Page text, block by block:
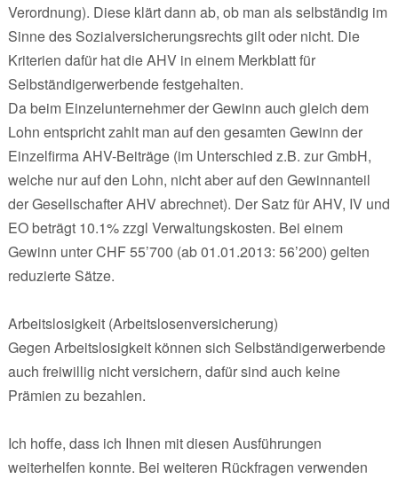
Verordnung). Diese klärt dann ab, ob man als selbständig im
Sinne des Sozialversicherungsrechts gilt oder nicht. Die
Kriterien dafür hat die AHV in einem Merkblatt für
Selbständigerwerbende festgehalten.
Da beim Einzelunternehmer der Gewinn auch gleich dem
Lohn entspricht zahlt man auf den gesamten Gewinn der
Einzelfirma AHV-Beiträge (im Unterschied z.B. zur GmbH,
welche nur auf den Lohn, nicht aber auf den Gewinnanteil
der Gesellschafter AHV abrechnet). Der Satz für AHV, IV und
EO beträgt 10.1% zzgl Verwaltungskosten. Bei einem
Gewinn unter CHF 55’700 (ab 01.01.2013: 56’200) gelten
reduzierte Sätze.
Arbeitslosigkeit (Arbeitslosenversicherung)
Gegen Arbeitslosigkeit können sich Selbständigerwerbende
auch freiwillig nicht versichern, dafür sind auch keine
Prämien zu bezahlen.
Ich hoffe, dass ich Ihnen mit diesen Ausführungen
weiterhelfen konnte. Bei weiteren Rückfragen verwenden